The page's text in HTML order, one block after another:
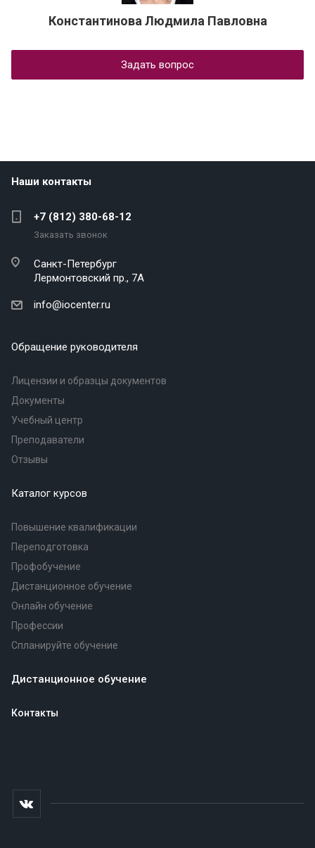
Константинова Людмила Павловна
Задать вопрос
Наши контакты
+7 (812) 380-68-12
Заказать звонок
Санкт-Петербург
Лермонтовский пр., 7А
info@iocenter.ru
Обращение руководителя
Лицензии и образцы документов
Документы
Учебный центр
Преподаватели
Отзывы
Каталог курсов
Повышение квалификации
Переподготовка
Профобучение
Дистанционное обучение
Онлайн обучение
Профессии
Спланируйте обучение
Дистанционное обучение
Контакты